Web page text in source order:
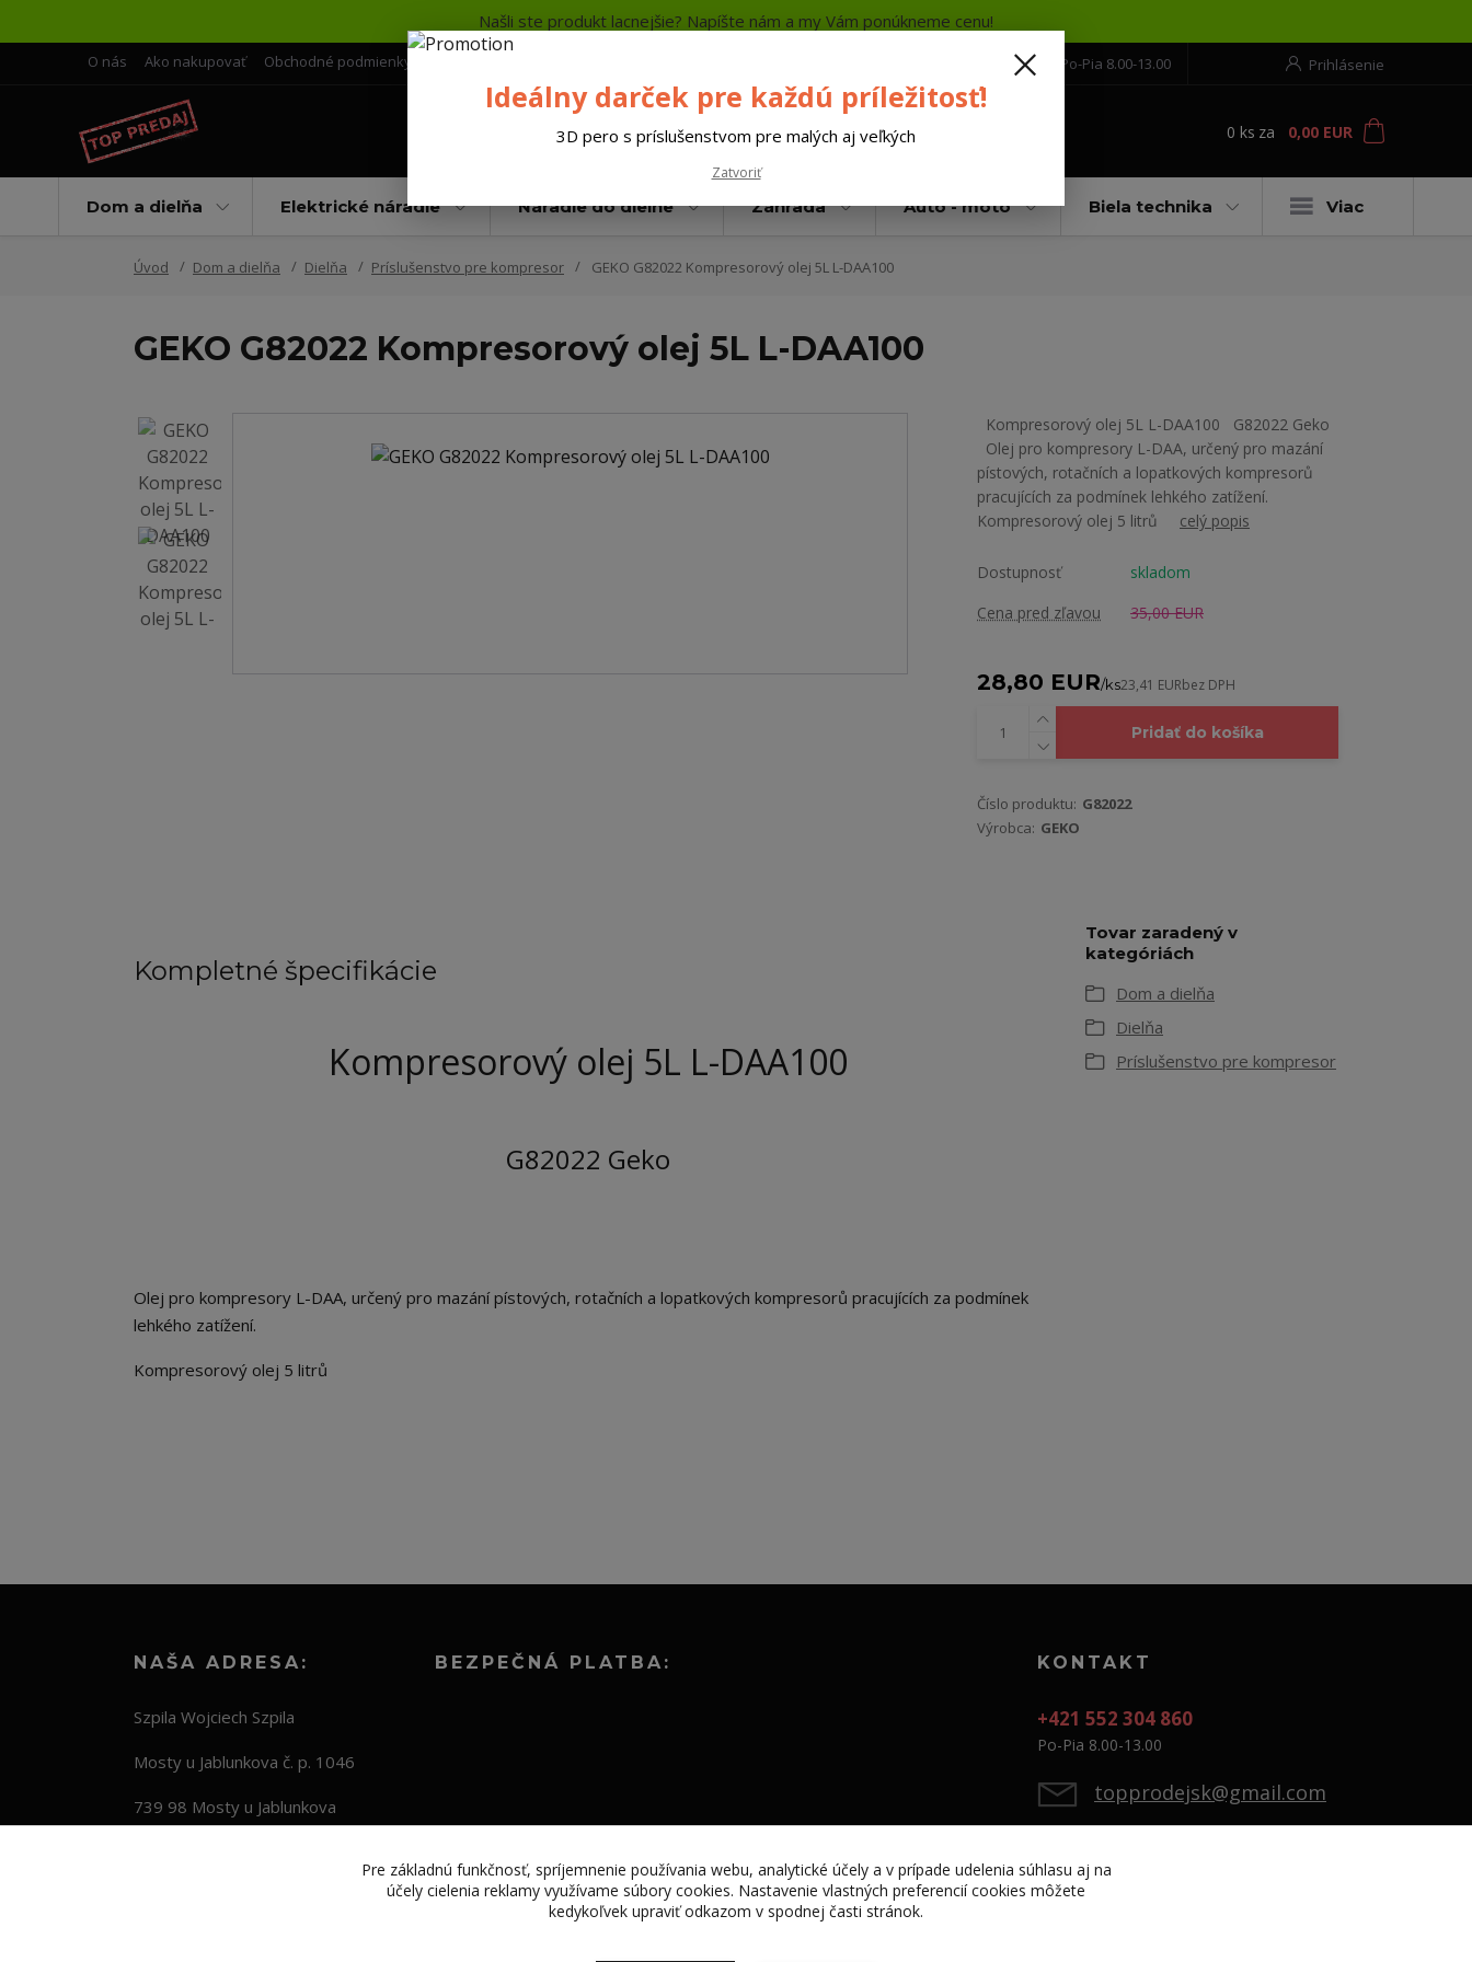
Našli ste produkt lacnejšie? Napíšte nám a my Vám ponúkneme cenu!
O nás Ako nakupovať Obchodné podmienky Prihlásenie
+421 552 304 860 Po-Pia 8.00-13.00
0 ks za 0,00 EUR
Dom a dielňa Elektrické náradie Náradie do dielne Záhrada Auto - moto Biela technika Viac
Úvod Dom a dielňa Dielňa Príslušenstvo pre kompresor GEKO G82022 Kompresorový olej 5L L-DAA100
GEKO G82022 Kompresorový olej 5L L-DAA100
Kompresorový olej 5L L-DAA100 G82022 Geko
Olej pro kompresory L-DAA, určený pro mazání
pístových, rotačních a lopatkových kompresorů
pracujících za podmínek lehkého zatížení.
Kompresorový olej 5 litrů celý popis
Dostupnosť
skladom
Cena pred zľavou
35,00 EUR
28,80 EUR/ks23,41 EURbez DPH
Pridať do košíka
Číslo produktu: G82022
Výrobca: GEKO
Kompletné špecifikácie
Kompresorový olej 5L L-DAA100
G82022 Geko
Olej pro kompresory L-DAA, určený pro mazání pístových, rotačních a lopatkových kompresorů pracujících za podmínek
lehkého zatížení.
Kompresorový olej 5 litrů
Tovar zaradený v
kategóriách
Dom a dielňa
Dielňa
Príslušenstvo pre kompresor
NAŠA ADRESA:
Szpila Wojciech Szpila
Mosty u Jablunkova č. p. 1046
739 98 Mosty u Jablunkova
BEZPEČNÁ PLATBA: KONTAKT
+421 552 304 860
Po-Pia 8.00-13.00
topprodejsk@gmail.com
Ideálny darček pre každú príležitosť!
3D pero s príslušenstvom pre malých aj veľkých
Zatvoriť
Pre základnú funkčnosť, spríjemnenie používania webu, analytické účely a v prípade udelenia súhlasu aj na
účely cielenia reklamy využívame súbory cookies. Nastavenie vlastných preferencií cookies môžete
kedykoľvek upraviť odkazom v spodnej časti stránok.